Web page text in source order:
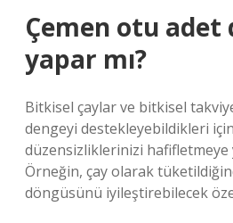
Çemen otu adet
yapar mı?
Bitkisel çaylar ve bitkisel
dengeyi destekleyebildikleri
düzensizliklerinizi hafifletmeye
Örneğin, çay olarak
döngüsünü iyileştirebilecek